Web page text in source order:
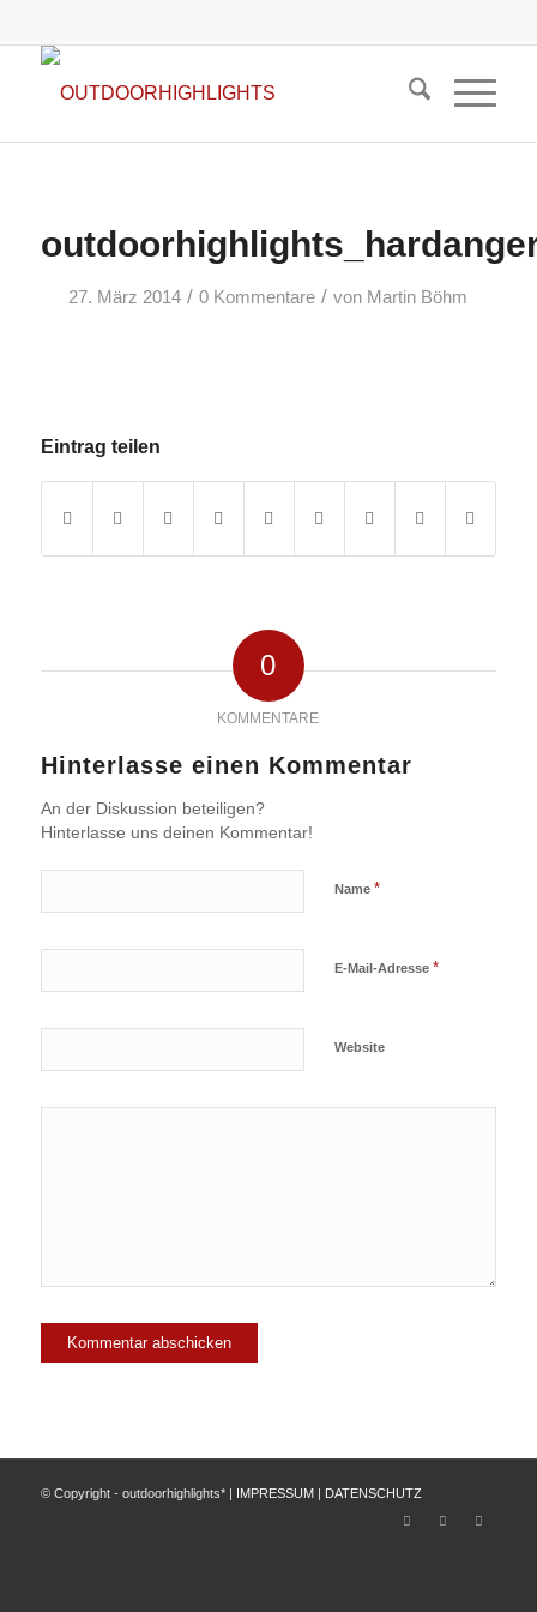
27. März 2014 / 0 Kommentare / von Martin Böhm
Eintrag teilen
0
KOMMENTARE
Hinterlasse einen Kommentar
An der Diskussion beteiligen?
Hinterlasse uns deinen Kommentar!
Name *
E-Mail-Adresse *
Website
© Copyright - outdoorhighlights* | IMPRESSUM DATENSCHUTZ